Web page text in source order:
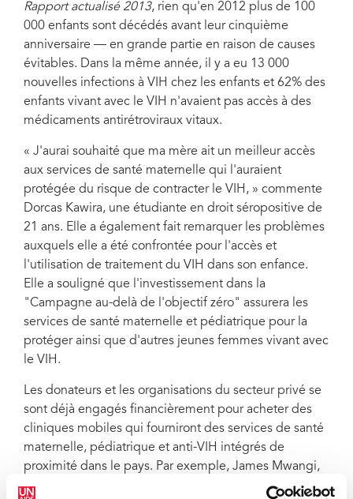
Rapport actualisé 2013, rien qu'en 2012 plus de 100
000 enfants sont décédés avant leur cinquième
anniversaire — en grande partie en raison de causes
évitables. Dans la même année, il y a eu 13 000
nouvelles infections à VIH chez les enfants et 62% des
enfants vivant avec le VIH n'avaient pas accès à des
médicaments antirétroviraux vitaux.
« J'aurai souhaité que ma mère ait un meilleur accès
aux services de santé maternelle qui l'auraient
protégée du risque de contracter le VIH, » commente
Dorcas Kawira, une étudiante en droit séropositive de
21 ans. Elle a également fait remarquer les problèmes
auxquels elle a été confrontée pour l'accès et
l'utilisation de traitement du VIH dans son enfance.
Elle a souligné que l'investissement dans la
"Campagne au-delà de l'objectif zéro" assurera les
services de santé maternelle et pédiatrique pour la
protéger ainsi que d'autres jeunes femmes vivant avec
le VIH.
Les donateurs et les organisations du secteur privé se
sont déjà engagés financièrement pour acheter des
cliniques mobiles qui fourniront des services de santé
maternelle, pédiatrique et anti-VIH intégrés de
proximité dans le pays. Par exemple, James Mwangi,
Président d'Equity Bank au Kenya, a promis 580 000